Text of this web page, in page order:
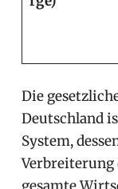
Die
Deutschland
System,
Verbreiterung
gesamte